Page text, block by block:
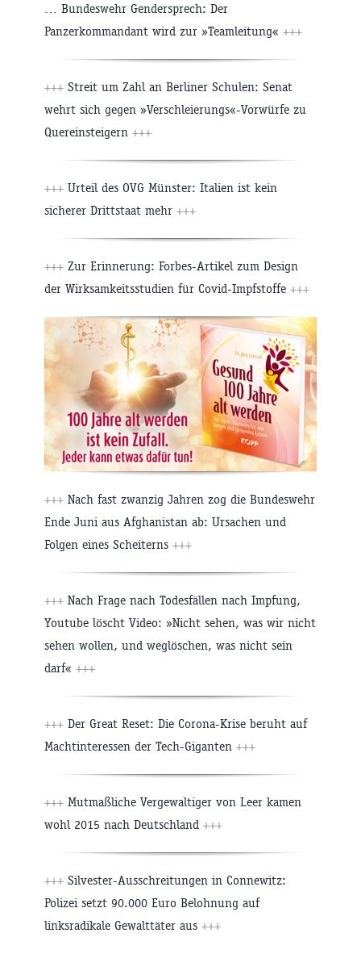
… Bundeswehr Gendersprech: Der
Panzerkommandant wird zur »Teamleitung« +++
+++ Streit um Zahl an Berliner Schulen: Senat
wehrt sich gegen »Verschleierungs«-Vorwürfe zu
Quereinsteigern +++
+++ Urteil des OVG Münster: Italien ist kein
sicherer Drittstaat mehr +++
+++ Zur Erinnerung: Forbes-Artikel zum Design
der Wirksamkeitsstudien für Covid-Impfstoffe +++
+++ Nach fast zwanzig Jahren zog die Bundeswehr
Ende Juni aus Afghanistan ab: Ursachen und
Folgen eines Scheiterns +++
+++ Nach Frage nach Todesfällen nach Impfung,
Youtube löscht Video: »Nicht sehen, was wir nicht
sehen wollen, und weglöschen, was nicht sein
darf« +++
+++ Der Great Reset: Die Corona-Krise beruht auf
Machtinteressen der Tech-Giganten +++
+++ Mutmaßliche Vergewaltiger von Leer kamen
wohl 2015 nach Deutschland +++
+++ Silvester-Ausschreitungen in Connewitz:
Polizei setzt 90.000 Euro Belohnung auf
linksradikale Gewalttäter aus +++